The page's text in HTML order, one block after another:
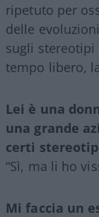
ripetuto per
delle
sugli
tempo libero,
Lei è una
una grande
certi
“Sì, ma li ho
Mi faccia un